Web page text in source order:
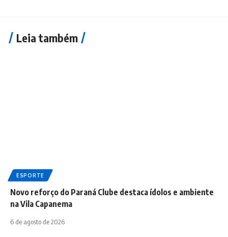
Leia também
ESPORTE
Novo reforço do Paraná Clube destaca ídolos e ambiente
na Vila Capanema
6 de agosto de 2026